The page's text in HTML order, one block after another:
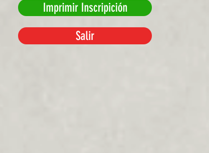
Imprimir Inscripición
Salir